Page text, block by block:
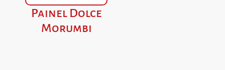
Painel Dolce
Morumbi